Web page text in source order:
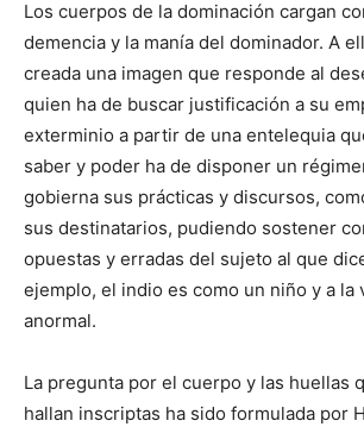
Los cuerpos de la dominación cargan
demencia y la manía del dominador. A
creada una imagen que responde al
quien ha de buscar justificación a su
exterminio a partir de una entelequia
saber y poder ha de disponer un
gobierna sus prácticas y discursos,
sus destinatarios, pudiendo sostener
opuestas y erradas del sujeto al que
ejemplo, el indio es como un niño y a la
anormal.
La pregunta por el cuerpo y las huellas
hallan inscriptas ha sido formulada por